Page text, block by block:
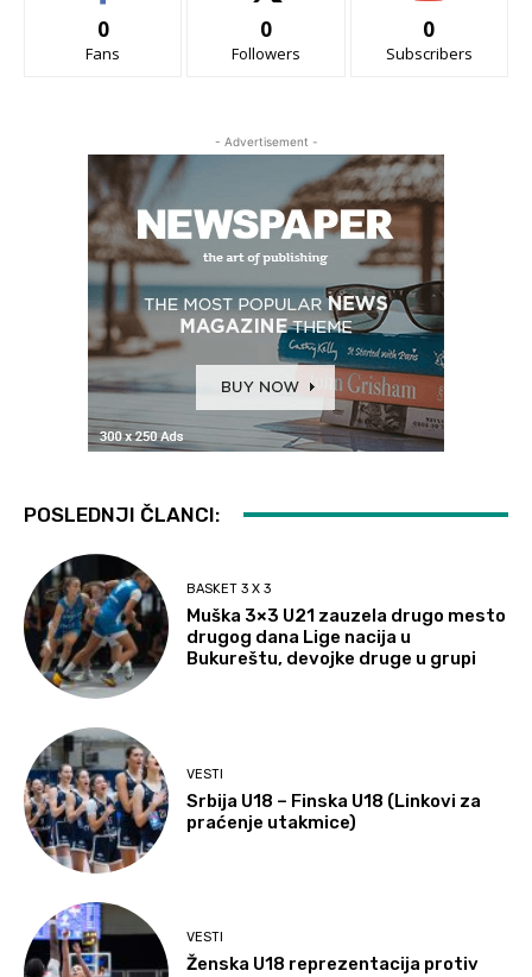
0
Fans
0
Followers
0
Subscribers
- Advertisement -
POSLEDNJI ČLANCI:
BASKET 3 X 3
Muška 3×3 U21 zauzela drugo mesto
drugog dana Lige nacija u
Bukureštu, devojke druge u grupi
VESTI
Srbija U18 – Finska U18 (Linkovi za
praćenje utakmice)
VESTI
Ženska U18 reprezentacija protiv